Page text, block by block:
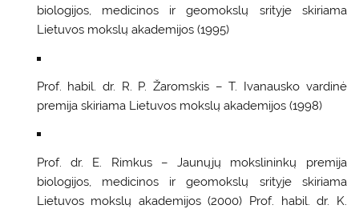
biologijos, medicinos ir geomokslų srityje skiriama
Lietuvos mokslų akademijos (1995)
Prof. habil. dr. R. P. Žaromskis – T. Ivanausko vardinė
premija skiriama Lietuvos mokslų akademijos (1998)
Prof. dr. E. Rimkus – Jaunųjų mokslininkų premija
biologijos, medicinos ir geomokslų srityje skiriama
Lietuvos mokslų akademijos (2000) Prof. habil. dr. K.